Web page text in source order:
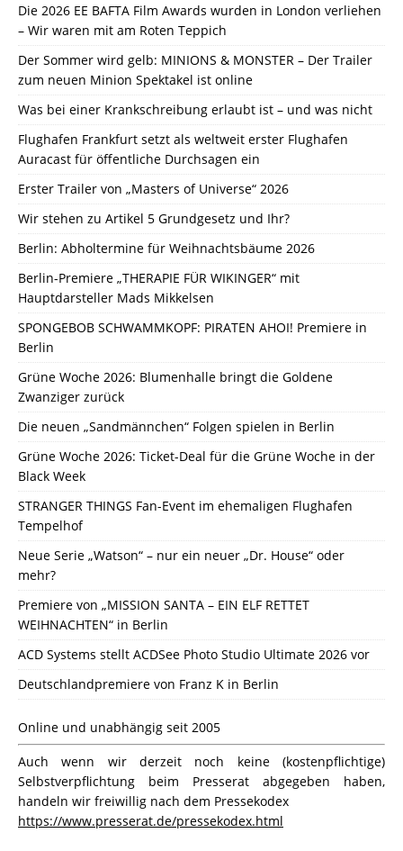
Die 2026 EE BAFTA Film Awards wurden in London verliehen
– Wir waren mit am Roten Teppich
Der Sommer wird gelb: MINIONS & MONSTER – Der Trailer
zum neuen Minion Spektakel ist online
Was bei einer Krankschreibung erlaubt ist – und was nicht
Flughafen Frankfurt setzt als weltweit erster Flughafen
Auracast für öffentliche Durchsagen ein
Erster Trailer von „Masters of Universe“ 2026
Wir stehen zu Artikel 5 Grundgesetz und Ihr?
Berlin: Abholtermine für Weihnachtsbäume 2026
Berlin-Premiere „THERAPIE FÜR WIKINGER“ mit
Hauptdarsteller Mads Mikkelsen
SPONGEBOB SCHWAMMKOPF: PIRATEN AHOI! Premiere in
Berlin
Grüne Woche 2026: Blumenhalle bringt die Goldene
Zwanziger zurück
Die neuen „Sandmännchen“ Folgen spielen in Berlin
Grüne Woche 2026: Ticket-Deal für die Grüne Woche in der
Black Week
STRANGER THINGS Fan-Event im ehemaligen Flughafen
Tempelhof
Neue Serie „Watson“ – nur ein neuer „Dr. House“ oder
mehr?
Premiere von „MISSION SANTA – EIN ELF RETTET
WEIHNACHTEN“ in Berlin
ACD Systems stellt ACDSee Photo Studio Ultimate 2026 vor
Deutschlandpremiere von Franz K in Berlin
Online und unabhängig seit 2005
Auch wenn wir derzeit noch keine (kostenpflichtige)
Selbstverpflichtung beim Presserat abgegeben haben,
handeln wir freiwillig nach dem Pressekodex
https://www.presserat.de/pressekodex.html